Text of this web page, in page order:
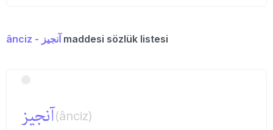
ânciz - آنجیز maddesi sözlük listesi
آنجیز(ânciz)